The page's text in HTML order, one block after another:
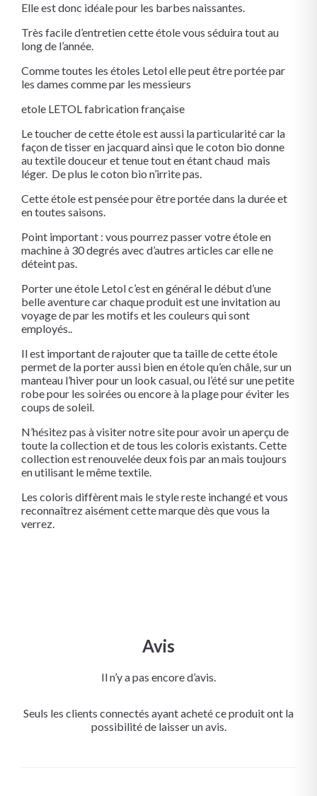
Elle est donc idéale pour les barbes naissantes.
Très facile d’entretien cette étole vous séduira tout au
long de l’année.
Comme toutes les étoles Letol elle peut être portée par
les dames comme par les messieurs
etole LETOL fabrication française
Le toucher de cette étole est aussi la particularité car la
façon de tisser en jacquard ainsi que le coton bio donne
au textile douceur et tenue tout en étant chaud mais
léger. De plus le coton bio n’irrite pas.
Cette étole est pensée pour être portée dans la durée et
en toutes saisons.
Point important : vous pourrez passer votre étole en
machine à 30 degrés avec d’autres articles car elle ne
déteint pas.
Porter une étole Letol c’est en général le début d’une
belle aventure car chaque produit est une invitation au
voyage de par les motifs et les couleurs qui sont
employés..
Il est important de rajouter que ta taille de cette étole
permet de la porter aussi bien en étole qu’en châle, sur un
manteau l’hiver pour un look casual, ou l’été sur une petite
robe pour les soirées ou encore à la plage pour éviter les
coups de soleil.
N’hésitez pas à visiter notre site pour avoir un aperçu de
toute la collection et de tous les coloris existants. Cette
collection est renouvelée deux fois par an mais toujours
en utilisant le même textile.
Les coloris diffèrent mais le style reste inchangé et vous
reconnaîtrez aisément cette marque dès que vous la
verrez.
Avis
Il n’y a pas encore d’avis.
Seuls les clients connectés ayant acheté ce produit ont la
possibilité de laisser un avis.